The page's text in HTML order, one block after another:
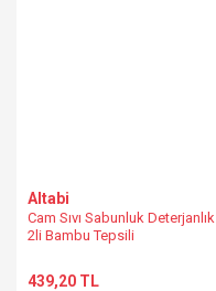
Altabi
Cam Sıvı Sabunluk Deterjanlık
2li Bambu Tepsili
439,20 TL